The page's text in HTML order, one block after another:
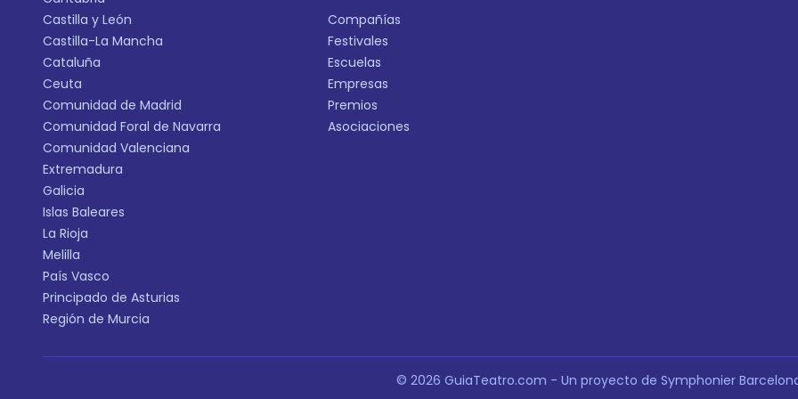
Castilla y León
Castilla-La Mancha
Cataluña
Ceuta
Comunidad de Madrid
Comunidad Foral de Navarra
Comunidad Valenciana
Extremadura
Galicia
Islas Baleares
La Rioja
Melilla
País Vasco
Principado de Asturias
Región de Murcia
Compañías
Festivales
Escuelas
Empresas
Premios
Asociaciones
© 2026 GuiaTeatro.com - Un proyecto de Symphonier